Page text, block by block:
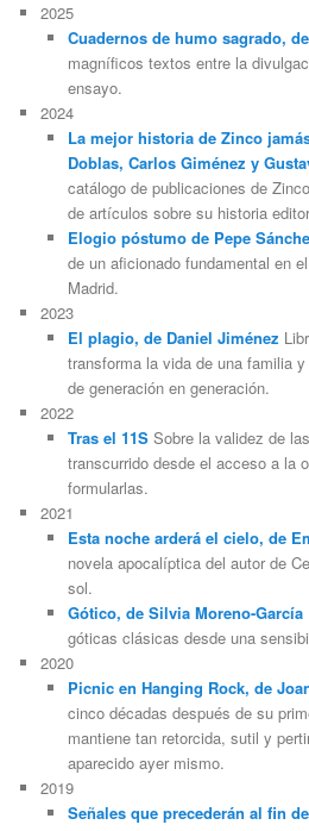
2025
Cuadernos de humo sagrado,
magníficos textos entre la
ensayo.
2024
La mejor historia de Zinco
Doblas, Carlos Giménez y
catálogo de publicaciones de
de artículos sobre su historia
Elogio póstumo de Pepe
de un aficionado fundamental en
Madrid.
2023
El plagio, de Daniel Jiménez
transforma la vida de una familia
de generación en generación.
2022
Tras el 11SSobre la validez de
transcurrido desde el acceso a la
formularlas.
2021
Esta noche arderá el cielo, de
novela apocalíptica del autor de
sol.
Gótico, de Silvia Moreno-García
góticas clásicas desde una
2020
Picnic en Hanging Rock, de
cinco décadas después de su
mantiene tan retorcida, sutil y
aparecido ayer mismo.
2019
Señales que precederán al fin